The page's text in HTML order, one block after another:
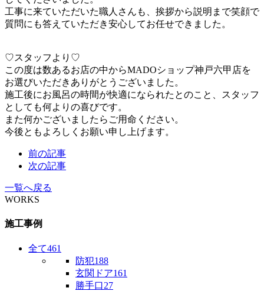
工事に来ていただいた職人さんも、挨拶から説明まで笑顔で
質問にも答えていただき安心してお任せできました。
♡スタッフより♡
この度は数あるお店の中からMADOショップ神戸六甲店を
お選びいただきありがとうございました。
施工後にお風呂の時間が快適になられたとのこと、スタッフ
としても何よりの喜びです。
また何かございましたらご用命ください。
今後ともよろしくお願い申し上げます。
前の記事
次の記事
一覧へ戻る
WORKS
施工事例
全て461
防犯188
玄関ドア161
勝手口27